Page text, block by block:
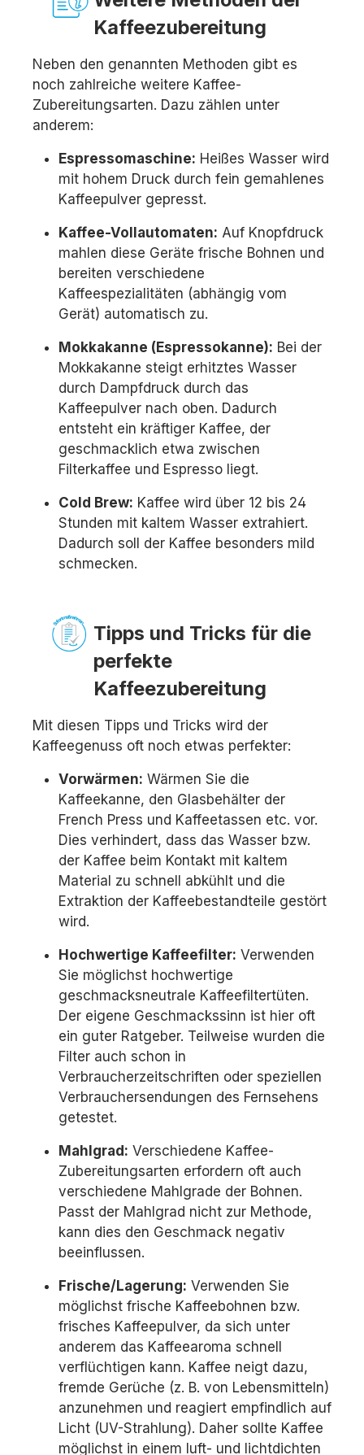
Kaffeezubereitung
Neben den genannten Methoden gibt es
noch zahlreiche weitere Kaffee-
Zubereitungsarten. Dazu zählen unter
anderem:
Espressomaschine: Heißes Wasser wird
mit hohem Druck durch fein gemahlenes
Kaffeepulver gepresst.
Kaffee-Vollautomaten: Auf Knopfdruck
mahlen diese Geräte frische Bohnen und
bereiten verschiedene
Kaffeespezialitäten (abhängig vom
Gerät) automatisch zu.
Mokkakanne (Espressokanne): Bei der
Mokkakanne steigt erhitztes Wasser
durch Dampfdruck durch das
Kaffeepulver nach oben. Dadurch
entsteht ein kräftiger Kaffee, der
geschmacklich etwa zwischen
Filterkaffee und Espresso liegt.
Cold Brew: Kaffee wird über 12 bis 24
Stunden mit kaltem Wasser extrahiert.
Dadurch soll der Kaffee besonders mild
schmecken.
Tipps und Tricks für die
perfekte
Kaffeezubereitung
Mit diesen Tipps und Tricks wird der
Kaffeegenuss oft noch etwas perfekter:
Vorwärmen: Wärmen Sie die
Kaffeekanne, den Glasbehälter der
French Press und Kaffeetassen etc. vor.
Dies verhindert, dass das Wasser bzw.
der Kaffee beim Kontakt mit kaltem
Material zu schnell abkühlt und die
Extraktion der Kaffeebestandteile gestört
wird.
Hochwertige Kaffeefilter: Verwenden
Sie möglichst hochwertige
geschmacksneutrale Kaffeefiltertüten.
Der eigene Geschmackssinn ist hier oft
ein guter Ratgeber. Teilweise wurden die
Filter auch schon in
Verbraucherzeitschriften oder speziellen
Verbrauchersendungen des Fernsehens
getestet.
Mahlgrad: Verschiedene Kaffee-
Zubereitungsarten erfordern oft auch
verschiedene Mahlgrade der Bohnen.
Passt der Mahlgrad nicht zur Methode,
kann dies den Geschmack negativ
beeinflussen.
Frische/Lagerung: Verwenden Sie
möglichst frische Kaffeebohnen bzw.
frisches Kaffeepulver, da sich unter
anderem das Kaffeearoma schnell
verflüchtigen kann. Kaffee neigt dazu,
fremde Gerüche (z. B. von Lebensmitteln)
anzunehmen und reagiert empfindlich auf
Licht (UV-Strahlung). Daher sollte Kaffee
möglichst in einem luft- und lichtdichten